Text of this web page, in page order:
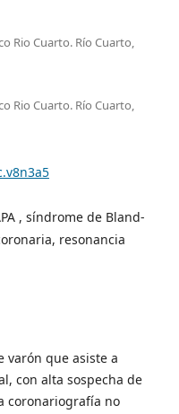
Rio Cuarto. Río Cuarto,
Rio Cuarto. Río Cuarto,
, síndrome de Bland-
resonancia
varón que asiste a
con alta sospecha de
coronariografía no